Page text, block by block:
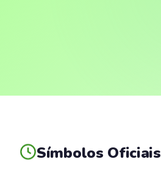
Símbolos Oficiais